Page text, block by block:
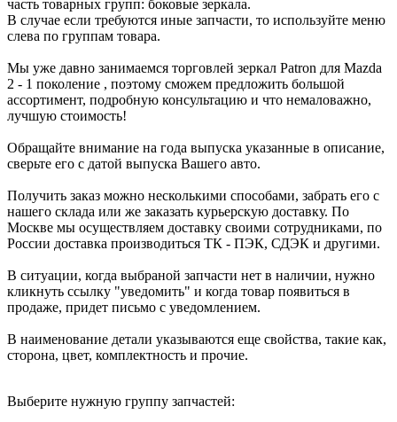
часть товарных групп: боковые зеркала.
В случае если требуются иные запчасти, то используйте меню
слева по группам товара.
Мы уже давно занимаемся торговлей зеркал Patron для Mazda
2 - 1 поколение , поэтому сможем предложить большой
ассортимент, подробную консультацию и что немаловажно,
лучшую стоимость!
Обращайте внимание на года выпуска указанные в описание,
сверьте его с датой выпуска Вашего авто.
Получить заказ можно несколькими способами, забрать его с
нашего склада или же заказать курьерскую доставку. По
Москве мы осуществляем доставку своими сотрудниками, по
России доставка производиться ТК - ПЭК, СДЭК и другими.
В ситуации, когда выбраной запчасти нет в наличии, нужно
кликнуть ссылку "уведомить" и когда товар появиться в
продаже, придет письмо с уведомлением.
В наименование детали указываются еще свойства, такие как,
сторона, цвет, комплектность и прочие.
Выберите нужную группу запчастей: